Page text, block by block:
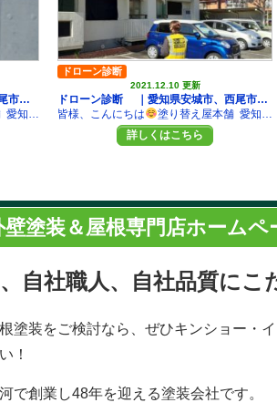
ドローン診断 2｜愛知県安城市、西尾市の外壁塗装・屋根塗装専門店塗り替え屋本舗 外壁リフォーム 適正価格 サイディング 一条工務店 積水ハウス トヨタホーム
ンにて診断させていただきました
2021.12.10 更新
ドローン診断 ｜愛知県安城市、西尾市の外壁塗装・屋根塗装専門店塗り替え屋本舗 外壁リフォーム 適正価格 サイディング 一条工務店 積水ハウス トヨタホーム
皆様、こんにちは
塗り替え屋本舗 愛知県安城店です！ ドローンのマンションの屋根の診断をしてまいりました(*^-^*) アパートやマンションの屋根ですが最上階より、登れればいいですが 安全面で足場がないと危険です・・・ そんな際はドローンでの診断を行います
詳しくはこちら
ドローン診断
塗装＆屋根専門店ホームペ
自社職人、自社品質にこ
塗装をご検討なら、ぜひキンショー・
！
で創業し48年を迎える塗装会社です。